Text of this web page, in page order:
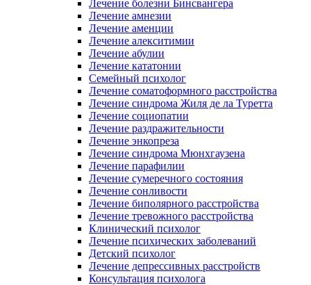
Лечение болезни Бинсвангера
Лечение амнезии
Лечение аменции
Лечение алекситимии
Лечение абулии
Лечение кататонии
Семейный психолог
Лечение соматоформного расстройства
Лечение синдрома Жиля де ла Туретта
Лечение социопатии
Лечение раздражительности
Лечение энкопреза
Лечение синдрома Мюнхгаузена
Лечение парафилии
Лечение сумеречного состояния
Лечение сонливости
Лечение биполярного расстройства
Лечение тревожного расстройства
Клинический психолог
Лечение психических заболеваний
Детский психолог
Лечение депрессивных расстройств
Консультация психолога